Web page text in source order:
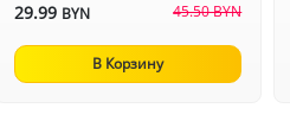
29.99 BYN 45.50 BYN
В Корзину